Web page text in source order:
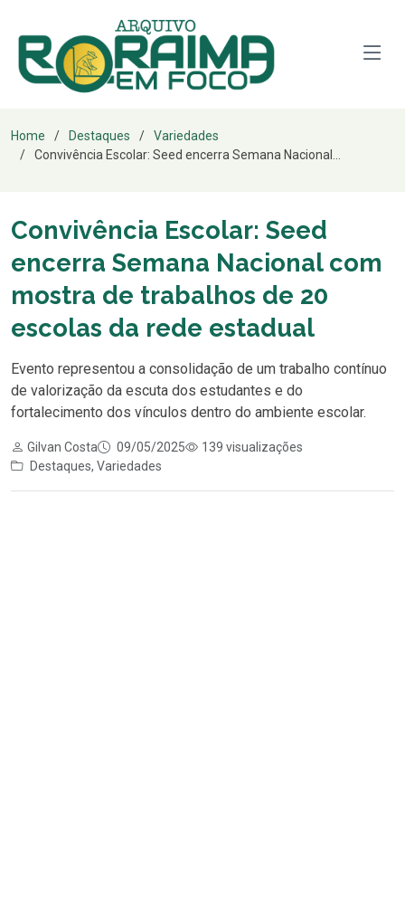
Home Destaques
Variedades
Convivência Escolar: Seed encerra Semana Nacional...
Convivência Escolar: Seed
encerra Semana Nacional com
mostra de trabalhos de 20
escolas da rede estadual
Evento representou a consolidação de um trabalho contínuo
de valorização da escuta dos estudantes e do
fortalecimento dos vínculos dentro do ambiente escolar.
Gilvan Costa 09/05/2025
139 visualizações
Destaques, Variedades